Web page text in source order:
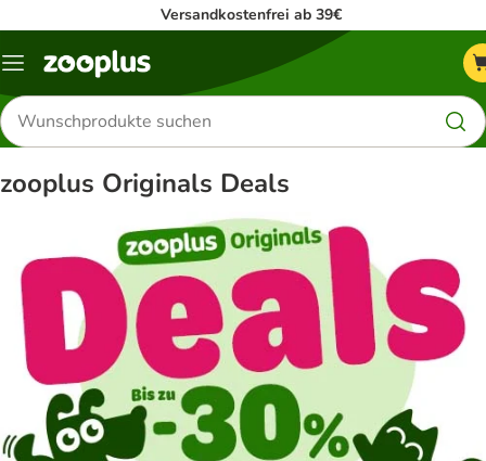
Versandkostenfrei ab 39€
Menü
Produkte
suchen
zooplus Originals Deals